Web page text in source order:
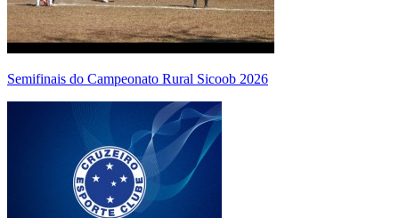
Semifinais do Campeonato Rural Sicoob 2026